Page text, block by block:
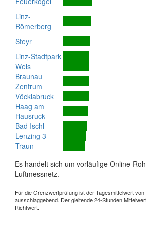
Linz-
Römerberg
Steyr
Linz-Stadtpark
Wels
Braunau
Zentrum
Vöcklabruck
Haag am
Hausruck
Bad Ischl
Lenzing 3
Traun
Es handelt sich um vorläufige Online-
Luftmessnetz.
Für die Grenzwertprüfung ist der Tagesmittelwert von
ausschlaggebend. Der gleitende 24-Stunden
Richtwert.